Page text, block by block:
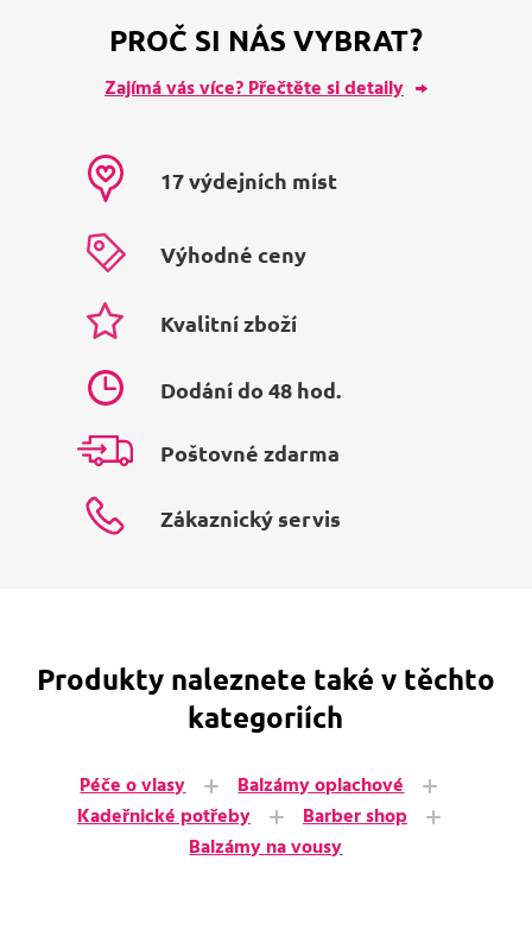
PROČ SI NÁS VYBRAT?
Zajímá vás více? Přečtěte si detaily
17 výdejních míst
Výhodné ceny
Kvalitní zboží
Dodání do 48 hod.
Poštovné zdarma
Zákaznický servis
Produkty naleznete také v těchto
kategoriích
Péče o vlasy
Balzámy oplachové
Kadeřnické potřeby
Barber shop
Balzámy na vousy